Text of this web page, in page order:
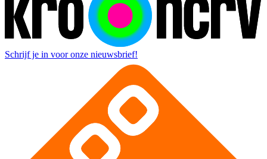
Schrijf je in voor onze nieuwsbrief!